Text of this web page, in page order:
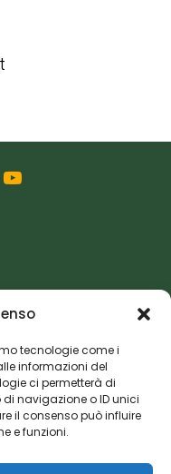
tecnologie come i
informazioni del
ci permetterà di
navigazione o ID unici
il consenso può influire
e funzioni.